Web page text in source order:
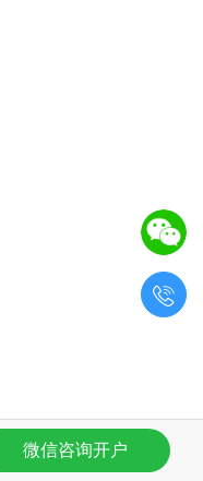
微信咨询开户
